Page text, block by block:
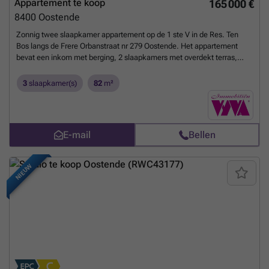
165 000 €
Appartement te koop
8400 Oostende
Zonnig twee slaapkamer appartement op de 1 ste V in de Res. Ten
Bos langs de Frere Orbanstraat nr 279 Oostende. Het appartement
bevat een inkom met berging, 2 slaapkamers met overdekt terras,
lavabomeubel en toilet. Voor een afspraak tel. ###
3 slaapkamer(s) 82 m²
E-mail Bellen
NIEUW